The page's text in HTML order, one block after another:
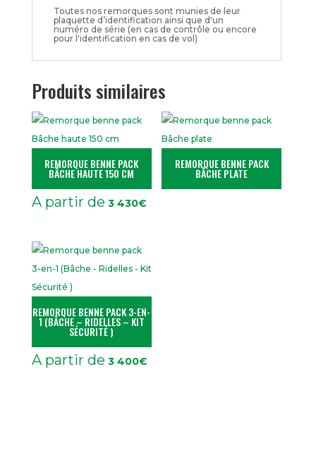
Toutes nos remorques sont munies de leur
plaquette d’identification ainsi que d'un
numéro de série (en cas de contrôle ou encore
pour l'identification en cas de vol)
Produits similaires
REMORQUE BENNE PACK
BÂCHE HAUTE 150 CM
A partir de 3 430€
REMORQUE BENNE PACK
BÂCHE PLATE
REMORQUE BENNE PACK 3-EN-
1 (BÂCHE – RIDELLES – KIT
SÉCURITÉ )
A partir de 3 400€